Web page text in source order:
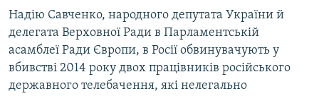
Надію Савченко, народного депутата України й
делегата Верховної Ради в Парламентській
асамблеї Ради Європи, в Росії обвинувачують у
вбивстві 2014 року двох працівників російського
державного телебачення, які нелегально